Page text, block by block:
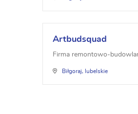
Artbudsquad
Firma remontowo-
Biłgoraj, lubelskie